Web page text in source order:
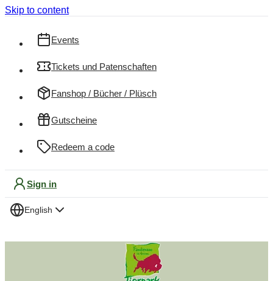
Skip to content
Events
Tickets und Patenschaften
Fanshop / Bücher / Plüsch
Gutscheine
Redeem a code
Sign in
English